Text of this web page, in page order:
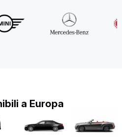
a Europa